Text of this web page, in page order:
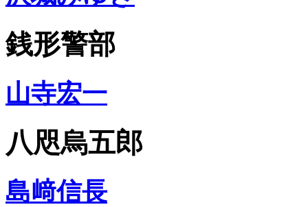
銭形警部
山寺宏一
八咫烏五郎
島﨑信長